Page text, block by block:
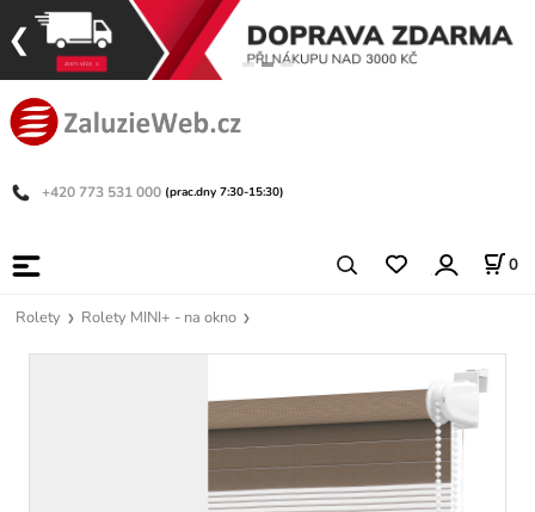
+420 773 531 000 (prac.dny 7:30-15:30)
0
Rolety Rolety MINI+ - na okno